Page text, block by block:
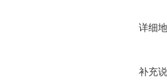
详细
补充